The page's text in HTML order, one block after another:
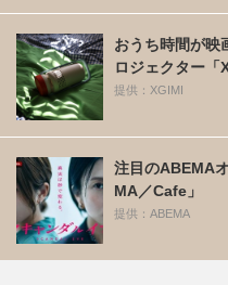
おうち時間が映
ロジェクター「
提供：XGIMI
注目のABEMA
MA／Cafe」
提供：ABEMA